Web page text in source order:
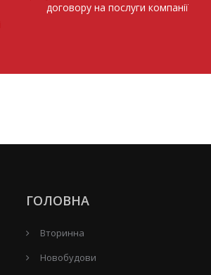
договору на послуги компанії
ГОЛОВНА
Вторинна
Новобудови